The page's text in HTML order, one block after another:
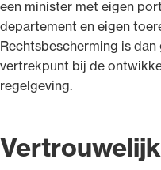
een minister met eigen
departement en eigen
Rechtsbescherming is
vertrekpunt bij de
regelgeving.